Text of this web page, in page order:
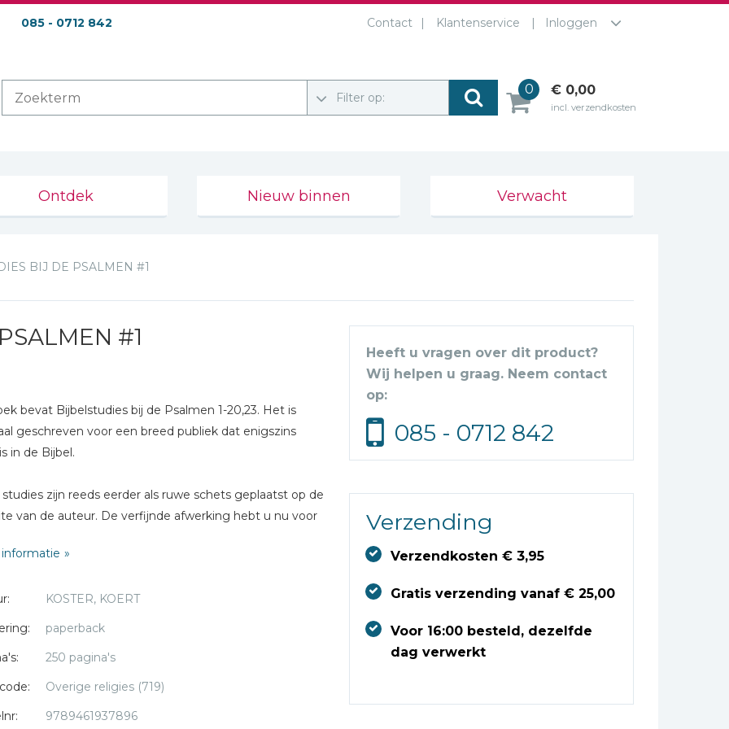
085 - 0712 842 Contact Klantenservice Inloggen
Filter op:
0 € 0,00
incl. verzendkosten
Ontdek Nieuw binnen Verwacht
BIJ DE PSALMEN #1
#1
bevat Bijbelstudies bij de Psalmen 1-20,23. Het is
geschreven voor een breed publiek dat enigszins
in de Bijbel.
studies zijn reeds eerder als ruwe schets geplaatst op de
van de auteur. De verfijnde afwerking hebt u nu voor
Het is goed voor tenminste 22
zich door:
KOSTER, KOERT
paperback
250 pagina's
Overige religies (719)
9789461937896
Heeft u vragen over dit product?
Wij helpen u graag. Neem contact
op:
085 - 0712 842
Verzending
Verzendkosten € 3,95
Gratis verzending vanaf € 25,00
Voor 16:00 besteld, dezelfde
dag verwerkt